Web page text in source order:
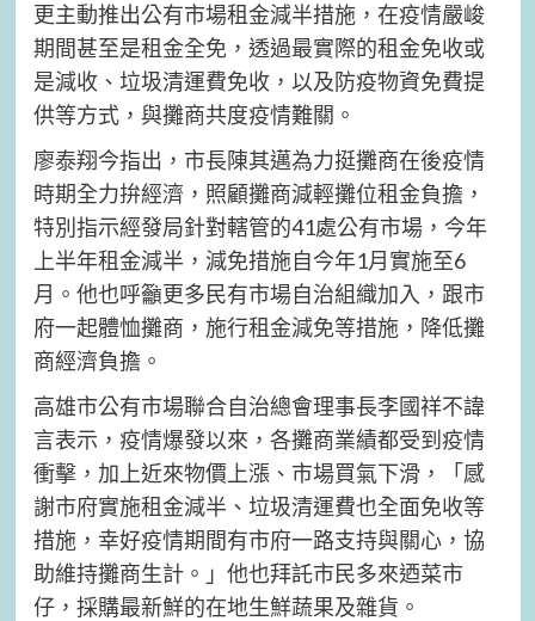
更主動推出公有市場租金減半措施，在疫情嚴峻
期間甚至是租金全免，透過最實際的租金免收或
是減收、垃圾清運費免收，以及防疫物資免費提
供等方式，與攤商共度疫情難關。
廖泰翔今指出，市長陳其邁為力挺攤商在後疫情
時期全力拚經濟，照顧攤商減輕攤位租金負擔，
特別指示經發局針對轄管的41處公有市場，今年
上半年租金減半，減免措施自今年1月實施至6
月。他也呼籲更多民有市場自治組織加入，跟市
府一起體恤攤商，施行租金減免等措施，降低攤
商經濟負擔。
高雄市公有市場聯合自治總會理事長李國祥不諱
言表示，疫情爆發以來，各攤商業績都受到疫情
衝擊，加上近來物價上漲、市場買氣下滑，「感
謝市府實施租金減半、垃圾清運費也全面免收等
措施，幸好疫情期間有市府一路支持與關心，協
助維持攤商生計。」他也拜託市民多來迺菜市
仔，採購最新鮮的在地生鮮蔬果及雜貨。